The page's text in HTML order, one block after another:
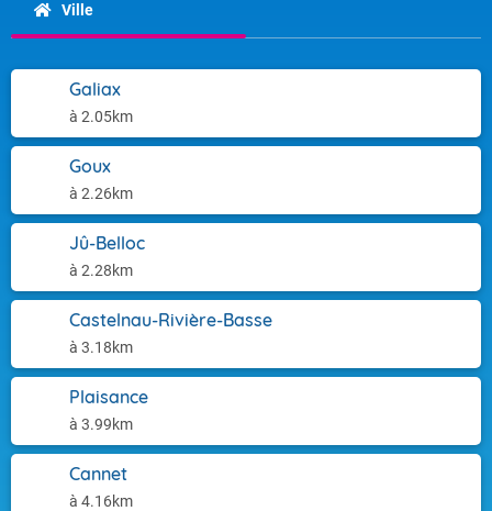
Ville
Galiax
à 2.05km
Goux
à 2.26km
Jû-Belloc
à 2.28km
Castelnau-Rivière-Basse
à 3.18km
Plaisance
à 3.99km
Cannet
à 4.16km